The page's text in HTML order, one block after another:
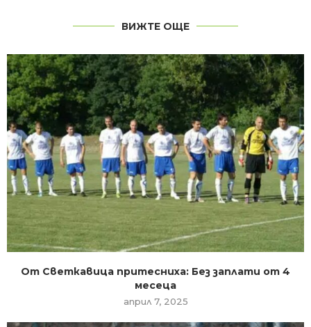
ВИЖТЕ ОЩЕ
От Светкавица притесниха: Без заплати от 4
месеца
април 7, 2025